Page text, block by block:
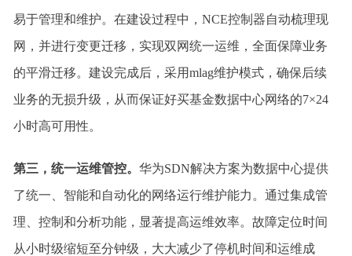
易于管理和维护。在建设过程中，NCE控制器自动梳理现
网，并进行变更迁移，实现双网统一运维，全面保障业务
的平滑迁移。建设完成后，采用mlag维护模式，确保后续
业务的无损升级，从而保证好买基金数据中心网络的7×24
小时高可用性。
第三，统一运维管控。 华为SDN解决方案为数据中心提供
了统一、智能和自动化的网络运行维护能力。通过集成管
理、控制和分析功能，显著提高运维效率。故障定位时间
从小时级缩短至分钟级，大大减少了停机时间和运维成